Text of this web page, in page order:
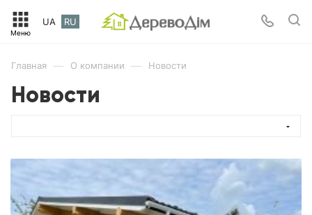
UA RU
Главная — О компании — Новости
Новости